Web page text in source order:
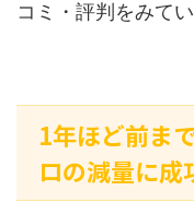
コミ・評判をみてい
1年ほど前ま
ロの減量に成